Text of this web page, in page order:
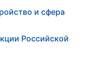
и сфера
Российской